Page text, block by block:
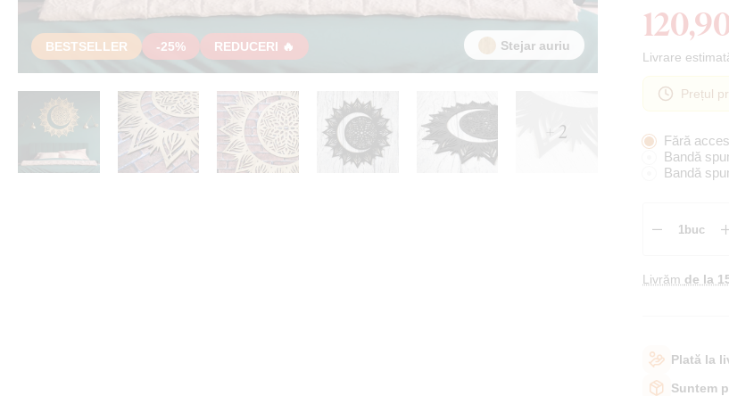
BESTSELLER -25% REDUCERI 🔥 Stejar auriu
+ 2
Livrare
Prețul
Fără
Bandă
Bandă
Livrăm de la
Plată la
Suntem